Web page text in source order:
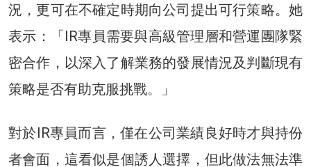
況，更可在不確定時期向公司提出可行策略。她
表示：「IR專員需要與高級管理層和營運團隊緊
密合作，以深入了解業務的發展情況及判斷現有
策略是否有助克服挑戰。」
對於IR專員而言，僅在公司業績良好時才與持份
者會面，這看似是個誘人選擇，但此做法無法準